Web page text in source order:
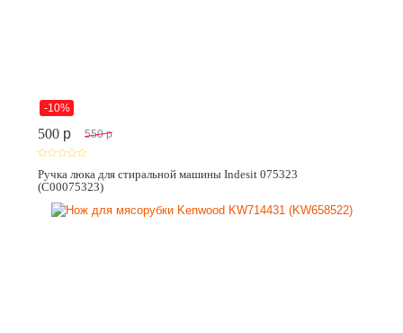
-10%
500 p 550 p
Ручка люка для стиральной машины Indesit 075323
(C00075323)